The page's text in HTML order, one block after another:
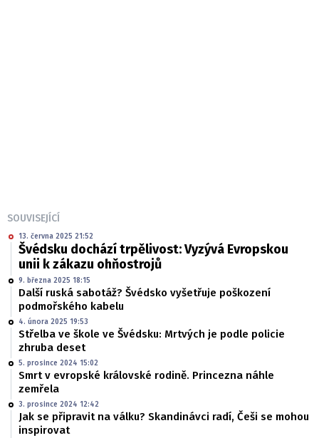
SOUVISEJÍCÍ
13. června 2025 21:52
Švédsku dochází trpělivost: Vyzývá Evropskou
unii k zákazu ohňostrojů
9. března 2025 18:15
Další ruská sabotáž? Švédsko vyšetřuje poškození
podmořského kabelu
4. února 2025 19:53
Střelba ve škole ve Švédsku: Mrtvých je podle policie
zhruba deset
5. prosince 2024 15:02
Smrt v evropské královské rodině. Princezna náhle
zemřela
3. prosince 2024 12:42
Jak se připravit na válku? Skandinávci radí, Češi se mohou
inspirovat